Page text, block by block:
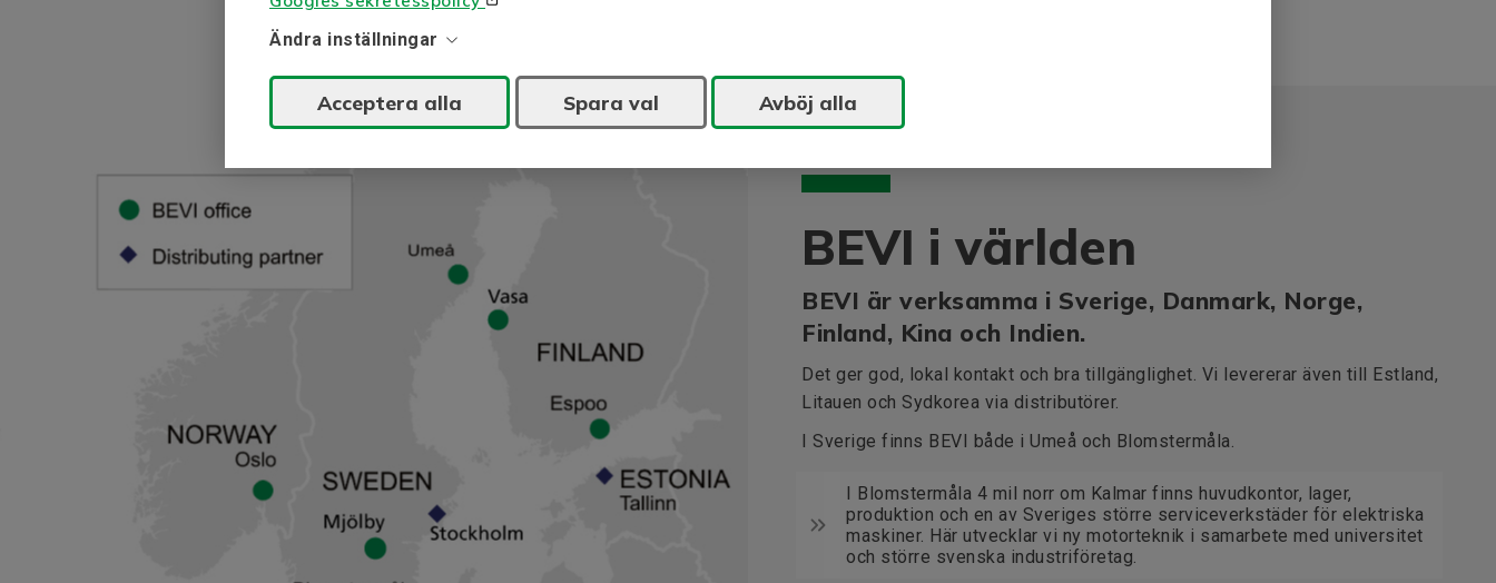
Ändra inställningar
Acceptera alla Spara val Avböj alla
BEVI i världen
BEVI är verksamma i Sverige, Danmark, Norge,
Finland, Kina och Indien.
Det ger god, lokal kontakt och bra tillgänglighet. Vi levererar även till Estland,
Litauen och Sydkorea via distributörer.
I Sverige finns BEVI både i Umeå och Blomstermåla.
I Blomstermåla 4 mil norr om Kalmar finns huvudkontor, lager,
produktion och en av Sveriges större serviceverkstäder för elektriska
maskiner. Här utvecklar vi ny motorteknik i samarbete med universitet
och större svenska industriföretag.